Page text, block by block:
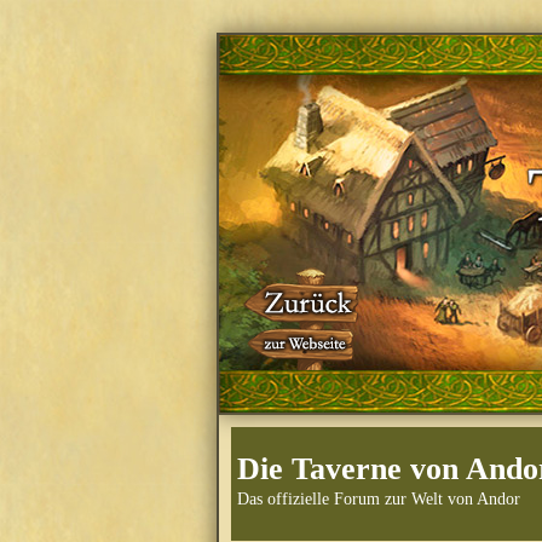
Die Taverne von
Das offizielle Forum zur Welt von Andor